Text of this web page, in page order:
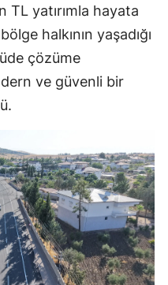
TL yatırımla hayata
halkının yaşadığı
çözüme
ve güvenli bir